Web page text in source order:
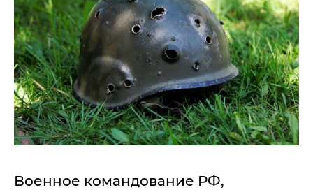
Военное командование РФ,